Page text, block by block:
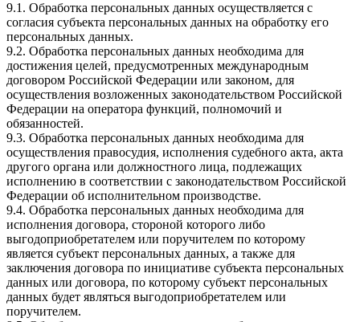
9.1. Обработка персональных данных осуществляется с
согласия субъекта персональных данных на обработку его
персональных данных.
9.2. Обработка персональных данных необходима для
достижения целей, предусмотренных международным
договором Российской Федерации или законом, для
осуществления возложенных законодательством Российской
Федерации на оператора функций, полномочий и
обязанностей.
9.3. Обработка персональных данных необходима для
осуществления правосудия, исполнения судебного акта, акта
другого органа или должностного лица, подлежащих
исполнению в соответствии с законодательством Российской
Федерации об исполнительном производстве.
9.4. Обработка персональных данных необходима для
исполнения договора, стороной которого либо
выгодоприобретателем или поручителем по которому
является субъект персональных данных, а также для
заключения договора по инициативе субъекта персональных
данных или договора, по которому субъект персональных
данных будет являться выгодоприобретателем или
поручителем.